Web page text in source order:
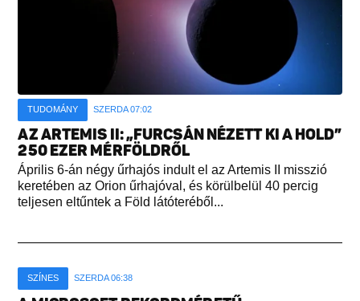
TUDOMÁNY SZERDA 07:02
AZ ARTEMIS II: „FURCSÁN NÉZETT KI A HOLD”
250 EZER MÉRFÖLDRŐL
Április 6-án négy űrhajós indult el az Artemis II misszió
keretében az Orion űrhajóval, és körülbelül 40 percig
teljesen eltűntek a Föld látóteréből...
SZÍNES SZERDA 06:38